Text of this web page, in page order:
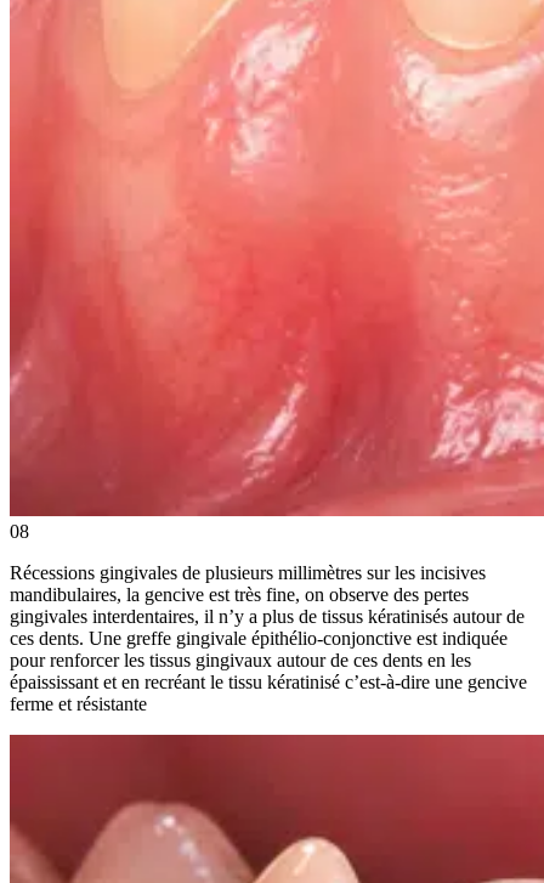
08
Récessions gingivales de plusieurs millimètres sur les incisives
mandibulaires, la gencive est très fine, on observe des pertes
gingivales interdentaires, il n’y a plus de tissus kératinisés autour de
ces dents. Une greffe gingivale épithélio-conjonctive est indiquée
pour renforcer les tissus gingivaux autour de ces dents en les
épaississant et en recréant le tissu kératinisé c’est-à-dire une gencive
ferme et résistante